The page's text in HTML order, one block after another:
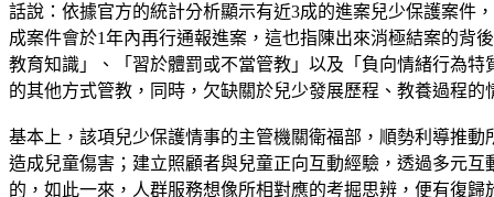
話說：依據官方的統計分析顯示有近3成的進案兒少保護案件
成案件會於1年內再行通報進案，這也指陳出來消極結案的背
教育知識」、「習於體罰或不當管教」以及「負向情緒行為
的其他方式管教，同時，欠缺關於兒少發展歷程、教養過程的
基本上，該項兒少保護情事的主管機關衛福部，順勢利導推
造成兒童傷害；建立照顧者與兒童正向互動經驗，透過多元
的，如此一來，人群服務想像所相對應的考掘思辨，便有復